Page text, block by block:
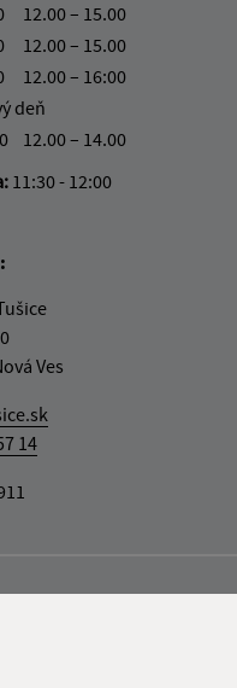
12.00 – 15.00
12.00 – 15.00
12.00 – 16:00
deň
12.00 – 14.00
11:30 - 12:00
Ves
14